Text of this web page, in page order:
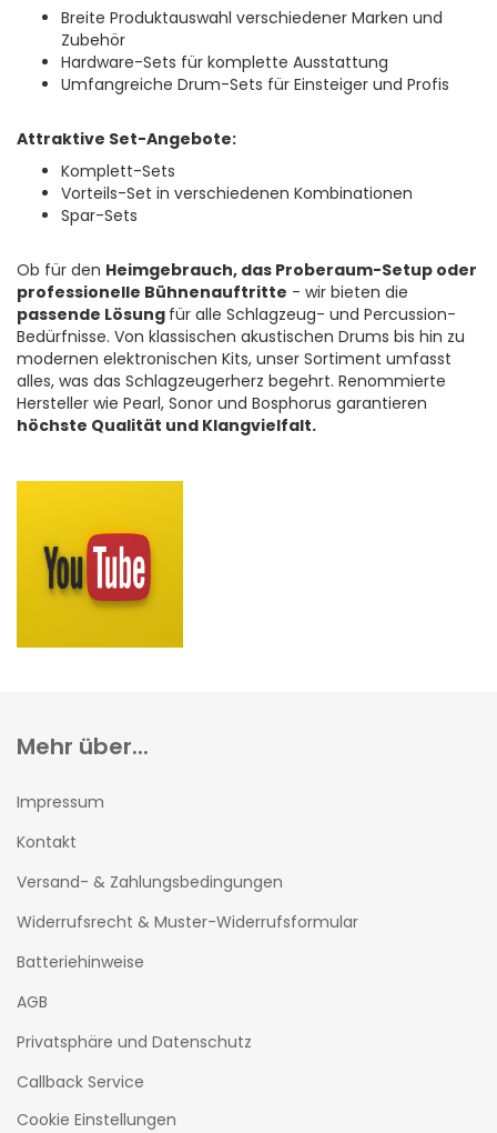
Breite Produktauswahl verschiedener Marken und
Zubehör
Hardware-Sets für komplette Ausstattung
Umfangreiche Drum-Sets für Einsteiger und Profis
Attraktive Set-Angebote:
Komplett-Sets
Vorteils-Set in verschiedenen Kombinationen
Spar-Sets
Ob für den Heimgebrauch, das Proberaum-Setup oder
professionelle Bühnenauftritte - wir bieten die
passende Lösung für alle Schlagzeug- und Percussion-
Bedürfnisse. Von klassischen akustischen Drums bis hin zu
modernen elektronischen Kits, unser Sortiment umfasst
alles, was das Schlagzeugerherz begehrt. Renommierte
Hersteller wie Pearl, Sonor und Bosphorus garantieren
höchste Qualität und Klangvielfalt.
Mehr über...
Impressum
Kontakt
Versand- & Zahlungsbedingungen
Widerrufsrecht & Muster-Widerrufsformular
Batteriehinweise
AGB
Privatsphäre und Datenschutz
Callback Service
Cookie Einstellungen